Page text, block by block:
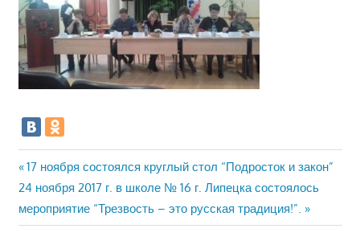
Навигация
по
записям
Предыдущая
запись:
17 ноября состоялся круглый стол “Подросток и закон”
Следующая
запись:
24 ноября 2017 г. в школе № 16 г. Липецка состоялось
мероприятие “Трезвость – это русская традиция!”.